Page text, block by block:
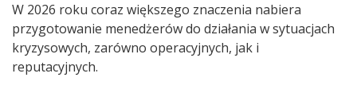
W 2026 roku coraz większego znaczenia nabiera
przygotowanie menedżerów do działania w sytuacjach
kryzysowych, zarówno operacyjnych, jak i
reputacyjnych.